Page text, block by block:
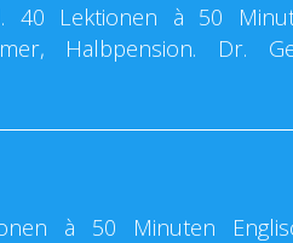
40 Lektionen à 50
Halbpension. Dr.
à 50 Minuten